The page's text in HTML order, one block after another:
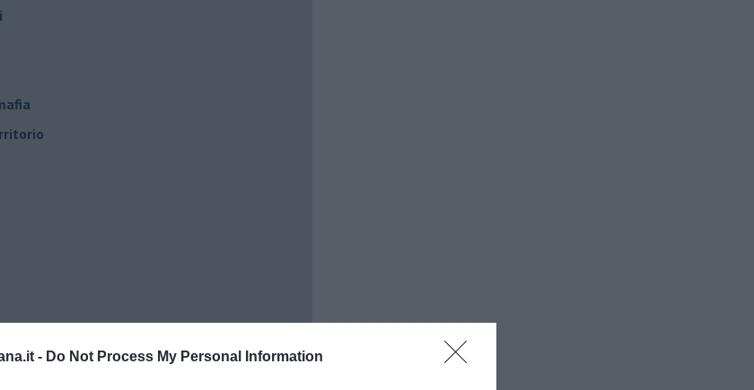
- Do Not Process My Personal Information
al pettine